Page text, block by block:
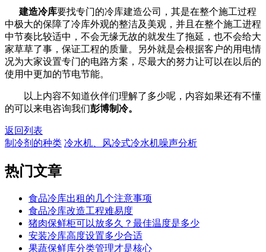
建造冷库要找专门的冷库建造公司，其是在整个施工过程
中极大的保障了冷库外观的整洁及美观，并且在整个施工进程
中节奏比较适中，不会无缘无故的就发生了拖延，也不会给大
家草草了事，保证工程的质量。另外就是会根据客户的用电情
况为大家设置专门的电路方案，尽最大的努力让可以在以后的
使用中更加的节电节能。
以上内容不知道伙伴们理解了多少呢，内容如果还有不懂
的可以来电咨询我们彭博制冷。
返回列表
制冷剂的种类 冷水机、风冷式冷水机噪声分析
热门文章
食品冷库出租的几个注意事项
食品冷库改造工程难易度
猪肉保鲜柜可以放多久？最佳温度是多少
安装冷库高度设置多少合适
果蔬保鲜库分类管理才是核心